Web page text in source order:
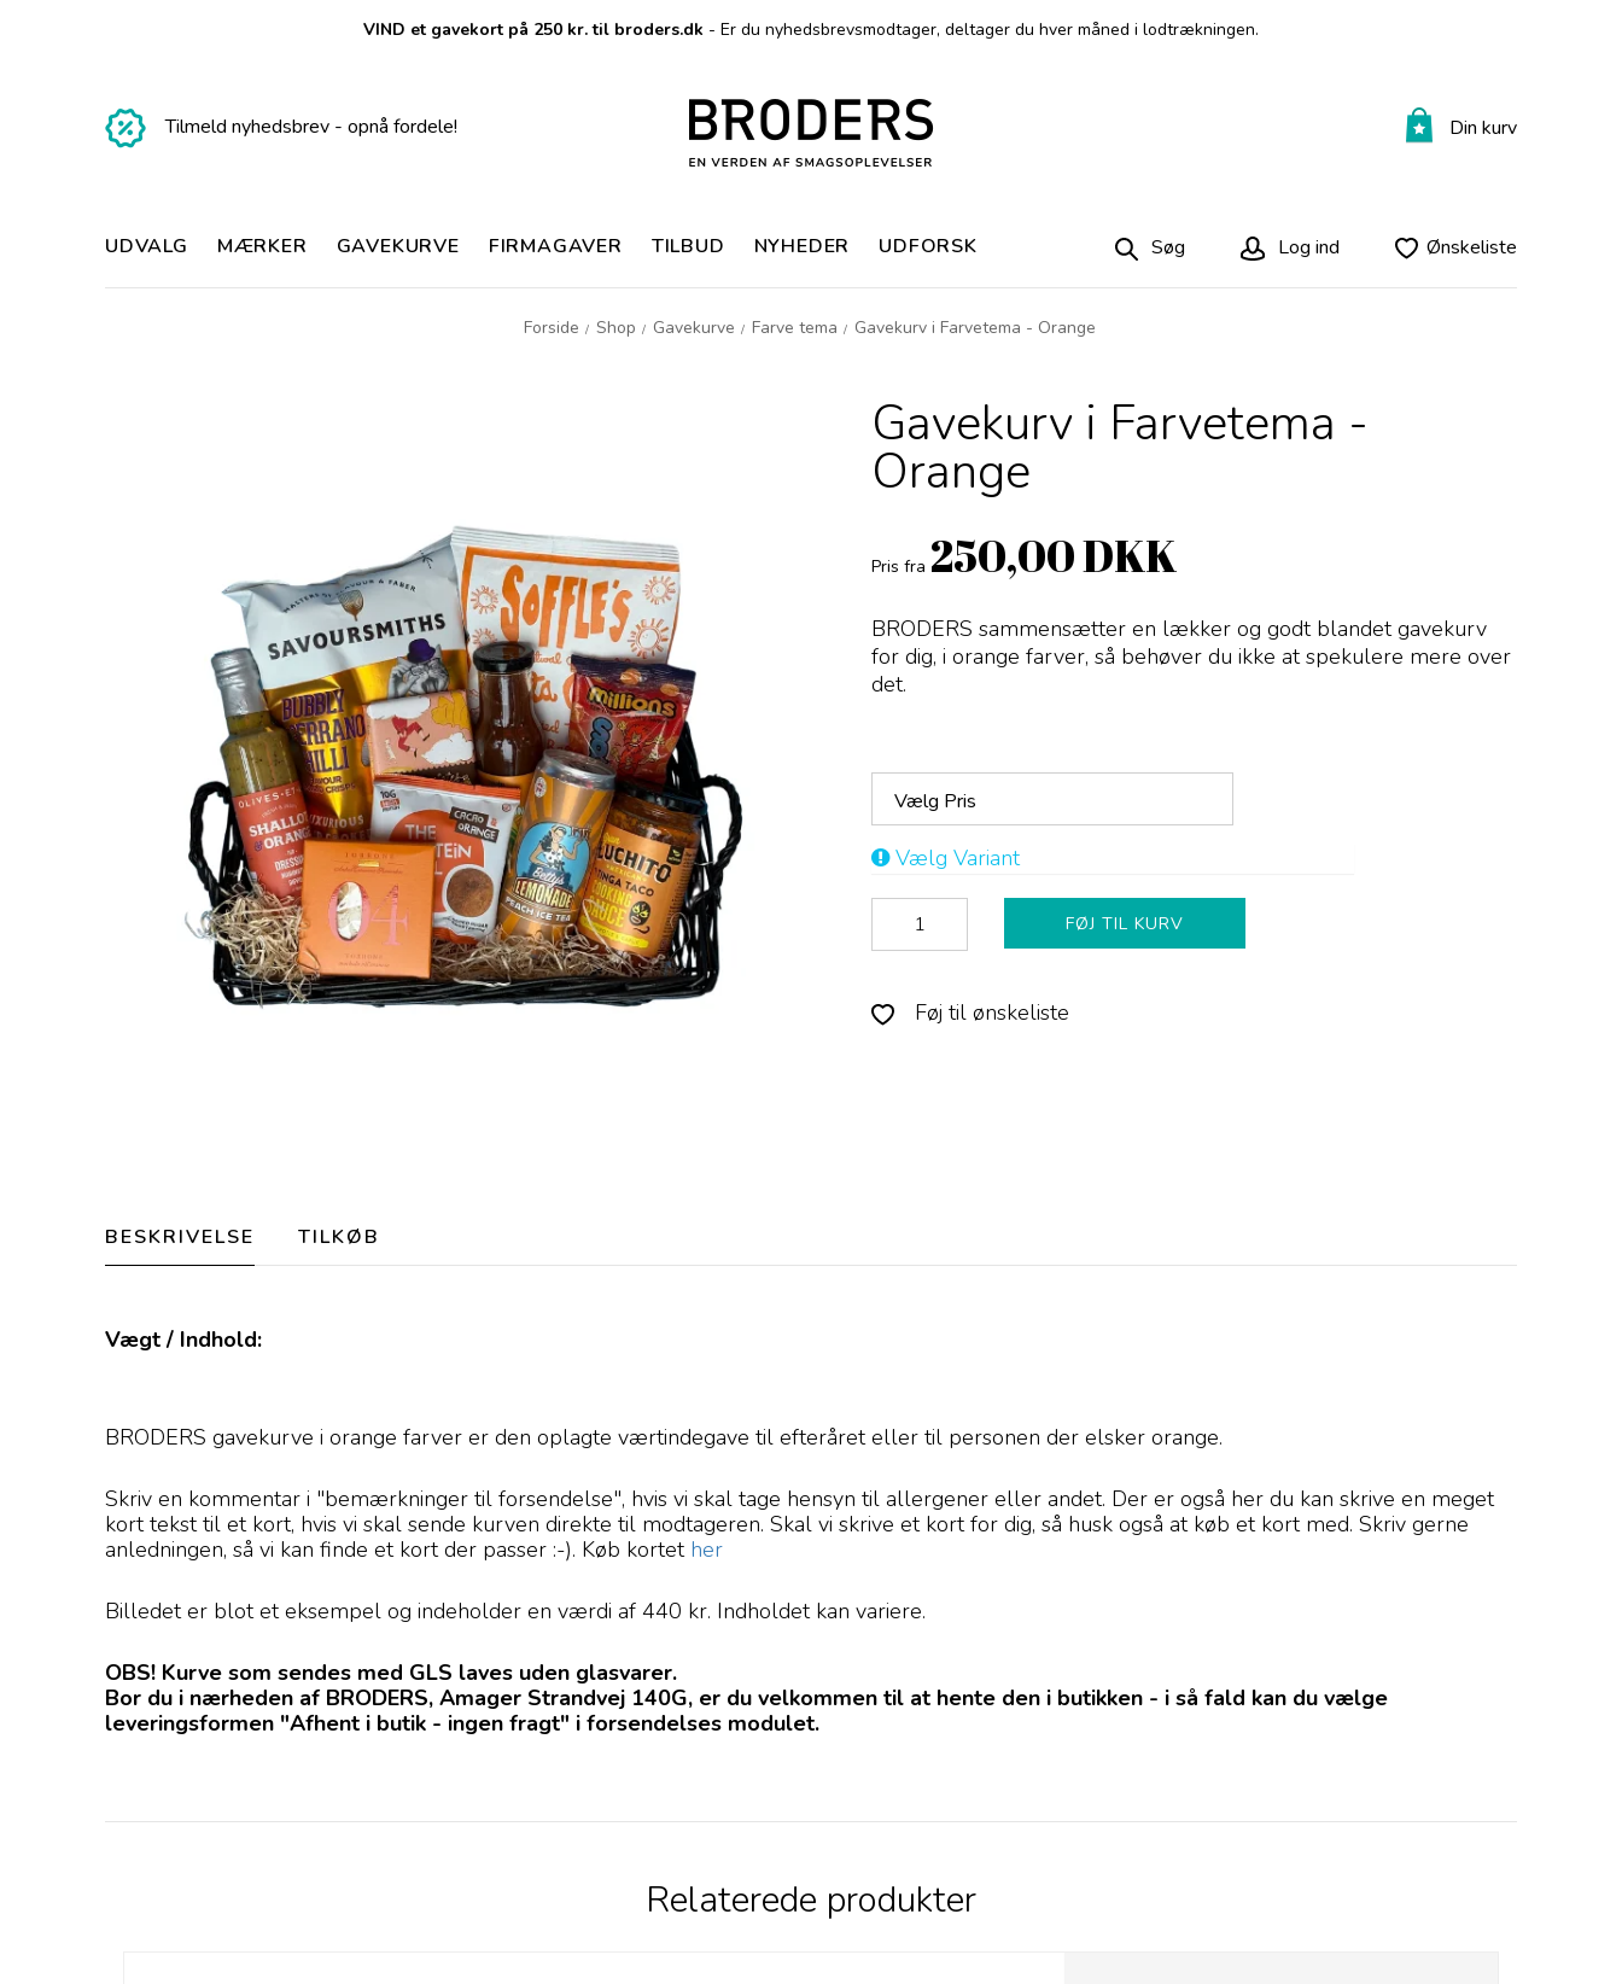
VIND et gavekort på 250 kr. til broders.dk - Er du nyhedsbrevsmodtager, deltager du hver måned i lodtrækningen.
Tilmeld nyhedsbrev - opnå fordele! Din kurv
UDVALG MÆRKER GAVEKURVE FIRMAGAVER TILBUD NYHEDER UDFORSK Søg Log ind Ønskeliste
Forside / Shop / Gavekurve / Farve tema / Gavekurv i Farvetema - Orange
Gavekurv i Farvetema -
Orange
Pris fra 250,00 DKK
BRODERS sammensætter en lækker og godt blandet gavekurv
for dig, i orange farver, så behøver du ikke at spekulere mere over
det.
Vælg Pris
Vælg Variant
FØJ TIL KURV
Føj til ønskeliste
BESKRIVELSE TILKØB
Vægt / Indhold:
BRODERS gavekurve i orange farver er den oplagte værtindegave til efteråret eller til personen der elsker orange.
Skriv en kommentar i "bemærkninger til forsendelse", hvis vi skal tage hensyn til allergener eller andet. Der er også her du kan skrive en meget
kort tekst til et kort, hvis vi skal sende kurven direkte til modtageren. Skal vi skrive et kort for dig, så husk også at køb et kort med. Skriv gerne
anledningen, så vi kan finde et kort der passer :-). Køb kortet her
Billedet er blot et eksempel og indeholder en værdi af 440 kr. Indholdet kan variere.
OBS! Kurve som sendes med GLS laves uden glasvarer.
Bor du i nærheden af BRODERS, Amager Strandvej 140G, er du velkommen til at hente den i butikken - i så fald kan du vælge
leveringsformen "Afhent i butik - ingen fragt" i forsendelses modulet.
Relaterede produkter